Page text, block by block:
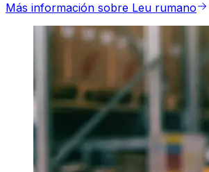
Más información sobre Leu rumano